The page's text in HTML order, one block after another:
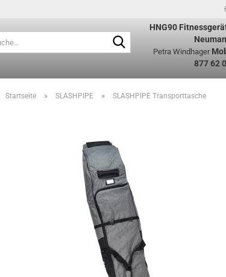
HNG90
Petra Windhager
877 62
Startseite » SLASHPIPE » SLASHPIPE Transporttasche